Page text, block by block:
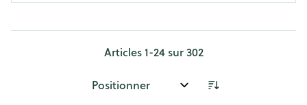
Articles1-24sur302
Trier par: